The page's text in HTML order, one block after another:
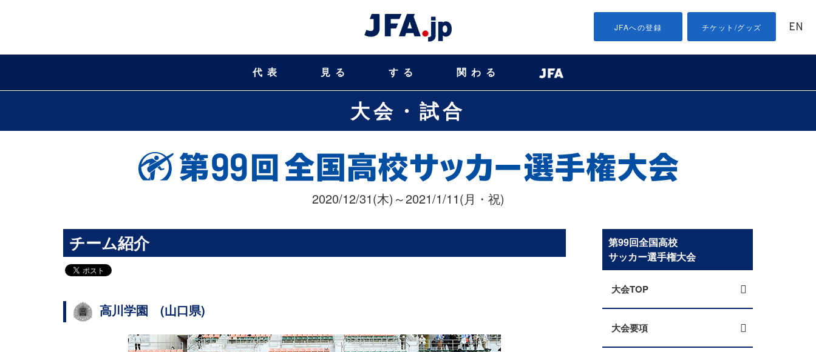
JFAへの登録 チケット/グッズ EN
代表 見る する 関わる
大会・試合
2020/12/31(木)～2021/1/11(月・祝)
チーム紹介
高川学園 (山口県)
第99回全国高校
サッカー選手権大会
大会TOP
大会要項